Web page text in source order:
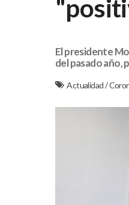
El presidente
del pasado año,
Actualidad/